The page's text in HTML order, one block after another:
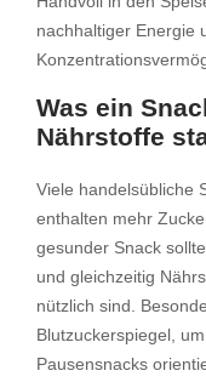
nachhaltiger Energie
Was ein
Nährstoffe
Viele handelsübliche
enthalten mehr
gesunder Snack
und gleichzeitig
nützlich sind.
Blutzuckerspiegel,
Pausensnacks